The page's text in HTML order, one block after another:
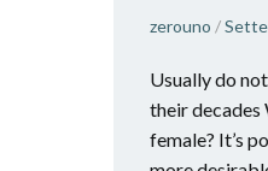
zerouno /
Usually do
their decades
female? It’s